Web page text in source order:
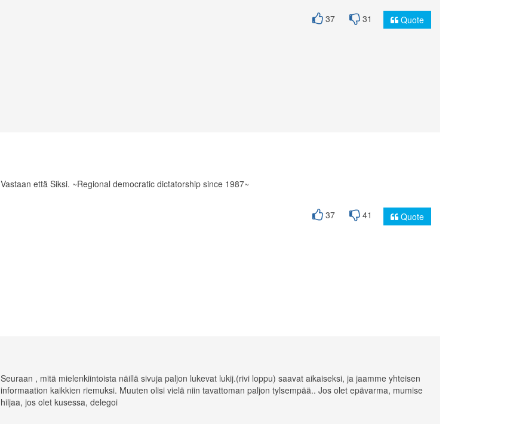
37 31 Quote
Vastaan että Siksi. ~Regional democratic dictatorship since 1987~
37 41 Quote
Seuraan , mitä mielenkiintoista näillä sivuja paljon lukevat lukij.(rivi loppu) saavat aikaiseksi, ja jaamme yhteisen
informaation kaikkien riemuksi. Muuten olisi vielä niin tavattoman paljon tylsempää.. Jos olet epävarma, mumise
hiljaa, jos olet kusessa, delegoi